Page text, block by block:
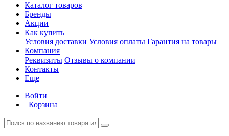
Каталог товаров
Бренды
Акции
Как купить
Условия доставки Условия оплаты Гарантия на товары
Компания
Реквизиты Отзывы о компании
Контакты
Еще
Войти
Корзина